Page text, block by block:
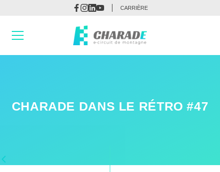
CARRIÈRE
CHARADE DANS LE RÉTRO #47